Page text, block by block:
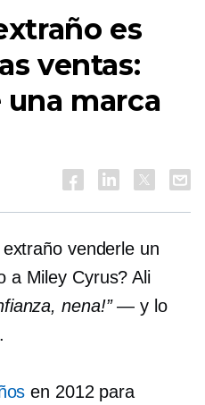
es
ventas:
marca
venderle un
a Miley Cyrus? Ali
nena!”— y lo
en 2012 para